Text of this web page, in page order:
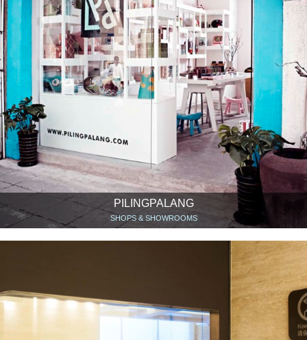
PILINGPALANG
SHOPS & SHOWROOMS